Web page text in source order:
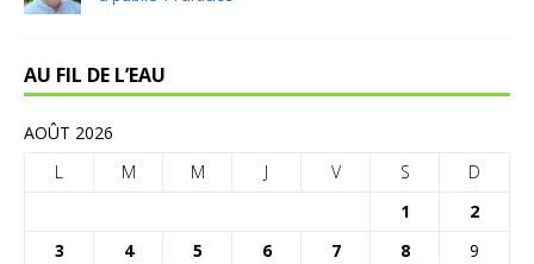
AU FIL DE L’EAU
AOÛT 2026
L
M M J V S
D
1
2
3
4 5 6 7 8
9